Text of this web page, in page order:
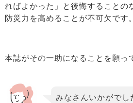
ればよかった」と後悔することの
防災力を高めることが不可欠です。
本誌がその一助になることを願っ
みなさんいかがでし